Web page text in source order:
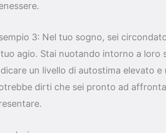
3: Nel tuo sogno, sei
agio. Stai nuotando intorno a loro
un livello di autostima elevato
dirti che sei pronto ad